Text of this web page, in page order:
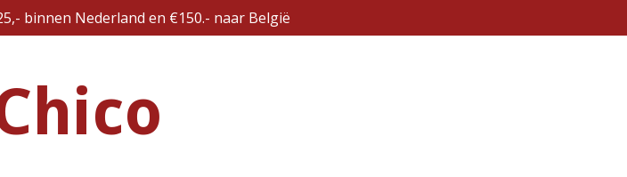
binnen Nederland en €150.- naar België